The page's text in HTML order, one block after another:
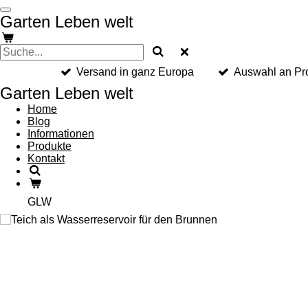
Zum
Hauptinhalt
springen
Garten Leben welt
Versand in ganz Europa Auswahl an
Garten Leben welt
Home
Blog
Informationen
Produkte
Kontakt
GLW